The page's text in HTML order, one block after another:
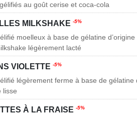
au goût cerise et coca-cola
MILKSHAKE -5%
moelleux à base de gélatine
légèrement lacté
VIOLETTE -5%
légèrement ferme à base de gélatine
lisse
À LA FRAISE -5%